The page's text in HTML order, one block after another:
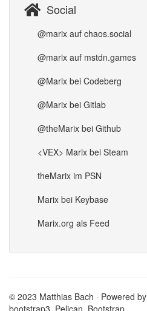
Social
@marix auf chaos.social
@marix auf mstdn.games
@Marix bei Codeberg
@Marix bei Gitlab
@theMarix bei Github
<VEX> Marix bei Steam
theMarix im PSN
Marix bei Keybase
Marix.org als Feed
© 2023 Matthias Bach · Powered by